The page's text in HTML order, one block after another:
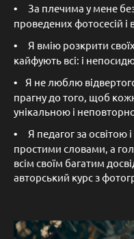
• За плечима у мене
проведених фотосесій і
• Я вмію розкрити
кайфують всі: і
• Я не люблю
прагну до того, щоб
унікальною і
• Я педагог за освітою
простими словами, а
всім своїм багатим
авторський курс з